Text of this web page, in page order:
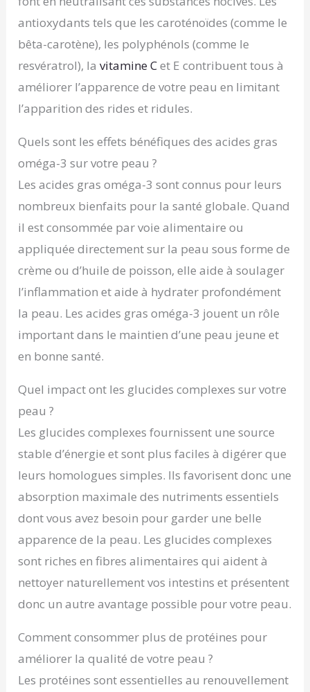
antioxydants tels que les caroténoïdes (comme le
bêta-carotène), les polyphénols (comme le
resvératrol), lavitamine Cet E contribuent tous à
améliorer l’apparence de votre peau en limitant
l’apparition des rides et ridules.
Quels sont les effets bénéfiques des acides gras
oméga-3 sur votre peau ?
Les acides gras oméga-3 sont connus pour leurs
nombreux bienfaits pour la santé globale. Quand
il est consommée par voie alimentaire ou
appliquée directement sur la peau sous forme de
crème ou d’huile de poisson, elle aide à soulager
l’inflammation et aide à hydrater profondément
la peau. Les acides gras oméga-3 jouent un rôle
important dans le maintien d’une peau jeune et
en bonne santé.
Quel impact ont les glucides complexes sur votre
peau ?
Les glucides complexes fournissent une source
stable d’énergie et sont plus faciles à digérer que
leurs homologues simples. Ils favorisent donc une
absorption maximale des nutriments essentiels
dont vous avez besoin pour garder une belle
apparence de la peau. Les glucides complexes
sont riches en fibres alimentaires qui aident à
nettoyer naturellement vos intestins et présentent
donc un autre avantage possible pour votre peau.
Comment consommer plus de protéines pour
améliorer la qualité de votre peau ?
Les protéines sont essentielles au renouvellement